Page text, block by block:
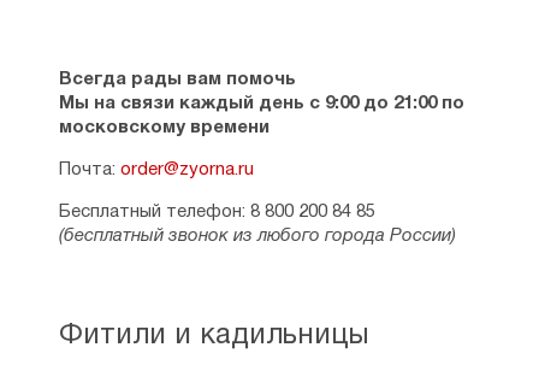
Всегда рады вам помочь
Мы на связи каждый день с 9:00 до 21:00 по
московскому времени
Почта: order@zyorna.ru
Бесплатный телефон: 8 800 200 84 85
(бесплатный звонок из любого города России)
Фитили и кадильницы